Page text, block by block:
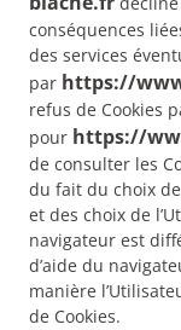
conséquences
des services
par https://
refus de Cookies
pour https://
de consulter les
du fait du choix
et des choix de
navigateur est
d’aide du
manière
de Cookies.